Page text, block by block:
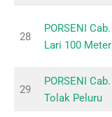
28
PORSENI Cab.
Lari 100 Meter
29
PORSENI Cab.
Tolak Peluru